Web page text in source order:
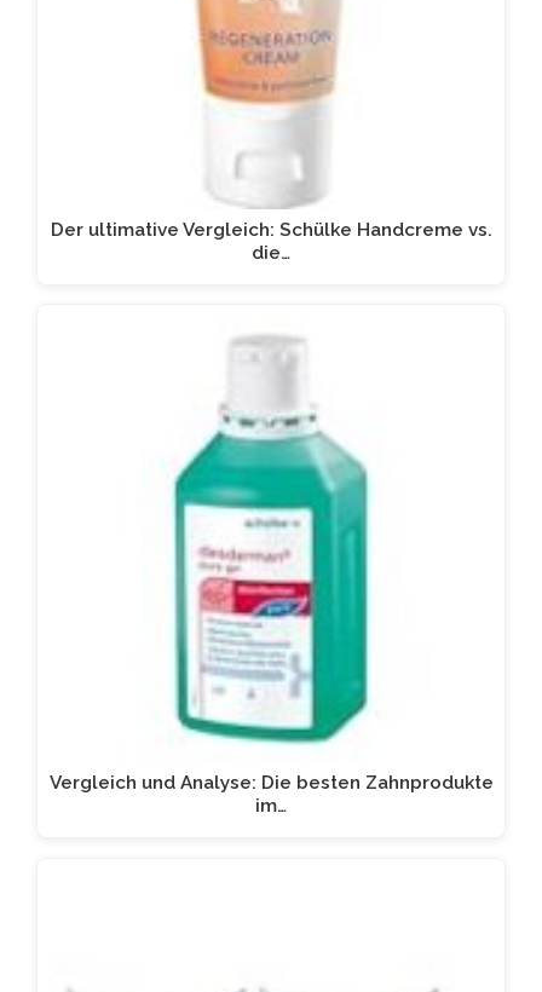
Der ultimative Vergleich: Schülke Handcreme vs.
die…
Vergleich und Analyse: Die besten Zahnprodukte
im…